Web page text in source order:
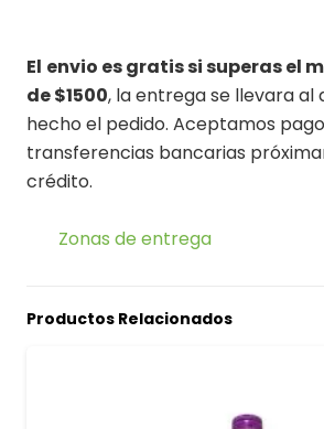
El envio es gratis si superas el
de $1500, la entrega se llevara al
hecho el pedido. Aceptamos
transferencias bancarias
crédito.
Zonas de entrega
Productos Relacionados